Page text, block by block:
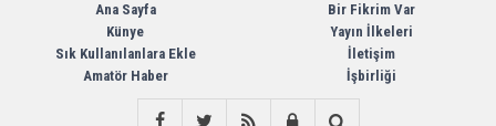
Ana Sayfa
Künye
Sık Kullanılanlara Ekle
Amatör Haber
Bir Fikrim Var
Yayın İlkeleri
İletişim
İşbirliği